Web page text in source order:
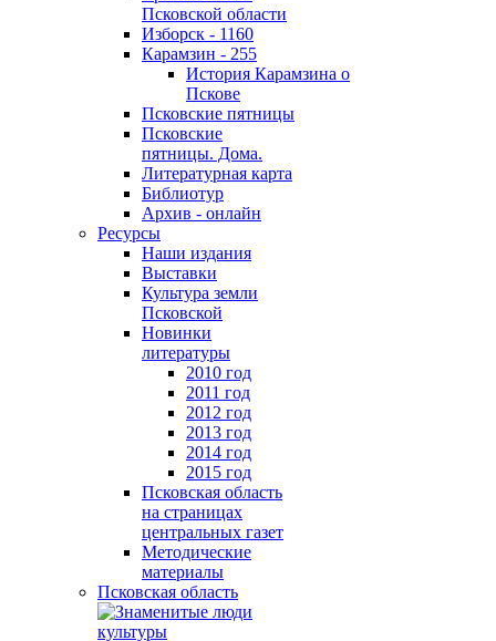
Псковской области
Изборск - 1160
Карамзин - 255
История Карамзина о
Пскове
Псковские пятницы
Псковские
пятницы. Дома.
Литературная карта
Библиотур
Архив - онлайн
Ресурсы
Наши издания
Выставки
Культура земли
Псковской
Новинки
литературы
2010 год
2011 год
2012 год
2013 год
2014 год
2015 год
Псковская область
на страницах
центральных газет
Методические
материалы
Псковская область